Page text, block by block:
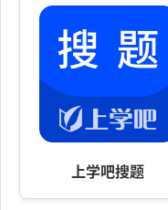
上学吧搜题